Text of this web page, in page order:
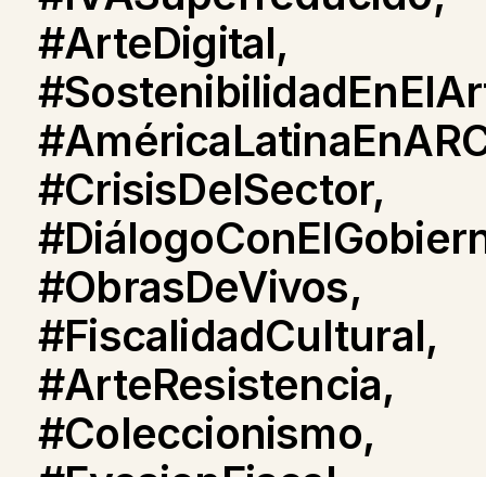
#ArteDigital,
#CrisisDelSector,
#ObrasDeVivos,
#FiscalidadCultural,
#ArteResistencia,
#Coleccionismo,